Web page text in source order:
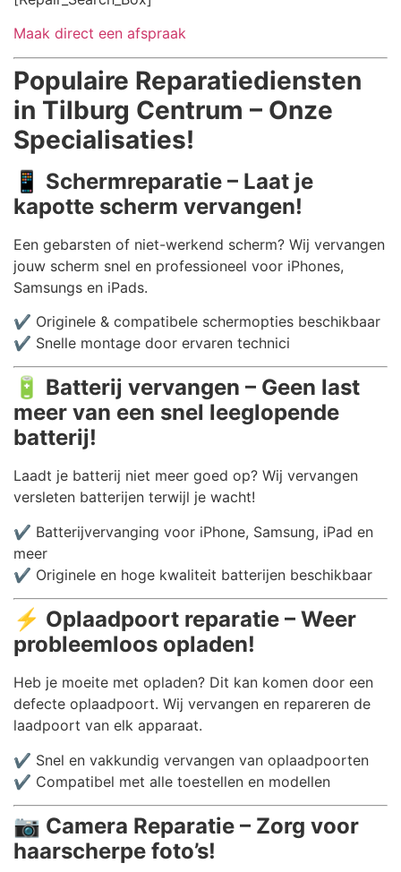
Maak direct een afspraak
Populaire Reparatiediensten
in Tilburg Centrum – Onze
Specialisaties!
📱 Schermreparatie – Laat je
kapotte scherm vervangen!
Een gebarsten of niet-werkend scherm? Wij vervangen
jouw scherm snel en professioneel voor iPhones,
Samsungs en iPads.
✔️ Originele & compatibele schermopties beschikbaar
✔️ Snelle montage door ervaren technici
🔋 Batterij vervangen – Geen last
meer van een snel leeglopende
batterij!
Laadt je batterij niet meer goed op? Wij vervangen
versleten batterijen terwijl je wacht!
✔️ Batterijvervanging voor iPhone, Samsung, iPad en
meer
✔️ Originele en hoge kwaliteit batterijen beschikbaar
⚡ Oplaadpoort reparatie – Weer
probleemloos opladen!
Heb je moeite met opladen? Dit kan komen door een
defecte oplaadpoort. Wij vervangen en repareren de
laadpoort van elk apparaat.
✔️ Snel en vakkundig vervangen van oplaadpoorten
✔️ Compatibel met alle toestellen en modellen
📷 Camera Reparatie – Zorg voor
haarscherpe foto’s!